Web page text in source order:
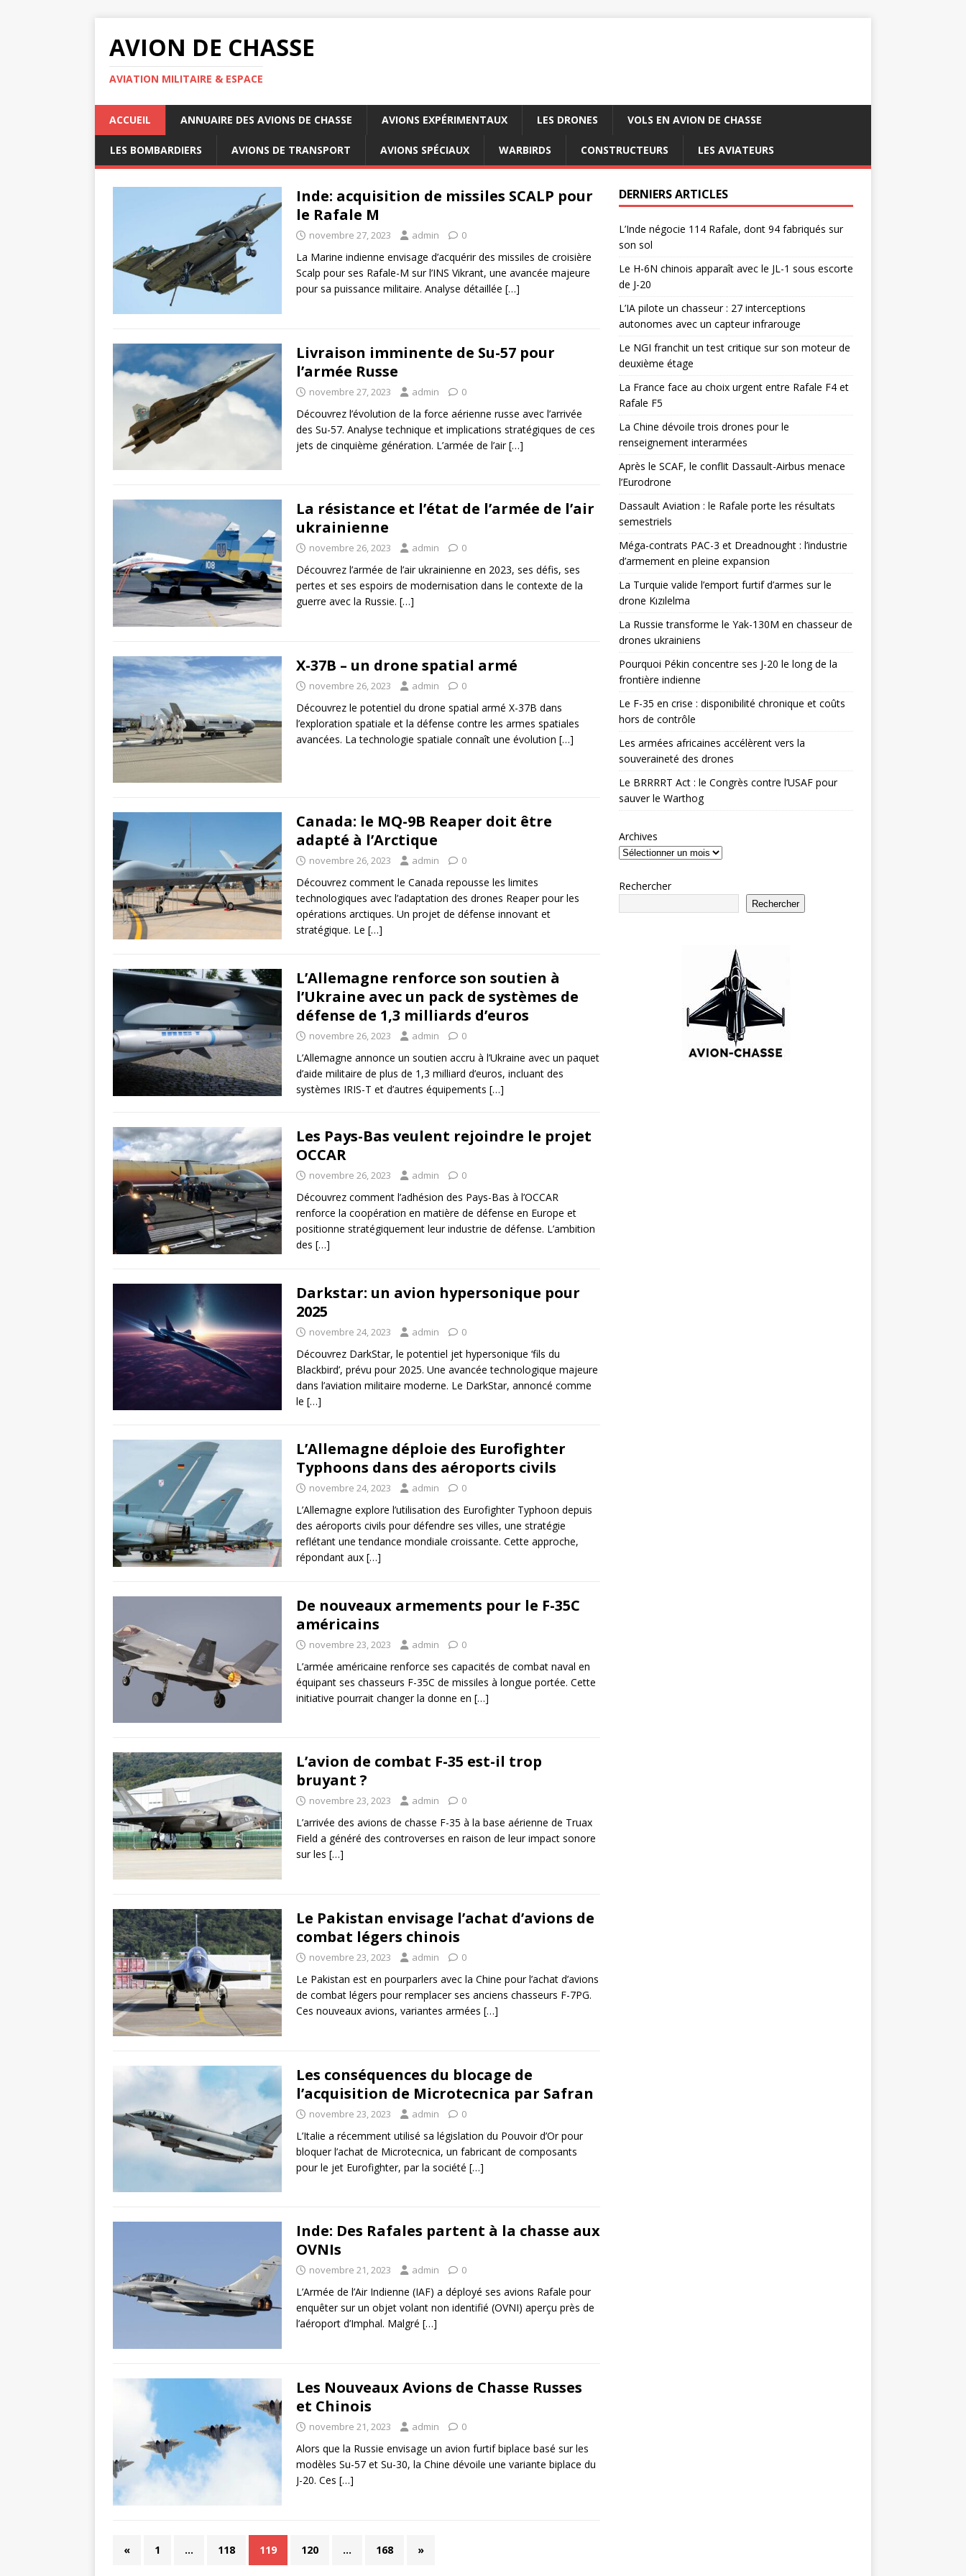
AVION DE CHASSE
AVIATION MILITAIRE & ESPACE
ACCUEIL ANNUAIRE DES AVIONS DE CHASSE AVIONS EXPÉRIMENTAUX LES DRONES VOLS EN AVION DE CHASSE
LES BOMBARDIERS AVIONS DE TRANSPORT AVIONS SPÉCIAUX WARBIRDS CONSTRUCTEURS LES AVIATEURS
Inde: acquisition de missiles SCALP pour
le Rafale M
novembre 27, 2023 admin 0
La Marine indienne envisage d’acquérir des missiles de croisière
Scalp pour ses Rafale-M sur l’INS Vikrant, une avancée majeure
pour sa puissance militaire. Analyse détaillée […]
Livraison imminente de Su-57 pour
l’armée Russe
novembre 27, 2023 admin 0
Découvrez l’évolution de la force aérienne russe avec l’arrivée
des Su-57. Analyse technique et implications stratégiques de ces
jets de cinquième génération. L’armée de l’air[…]
La résistance et l’état de l’armée de l’air
ukrainienne
novembre 26, 2023 admin 0
Découvrez l’armée de l’air ukrainienne en 2023, ses défis, ses
pertes et ses espoirs de modernisation dans le contexte de la
guerre avec la Russie. […]
X-37B – un drone spatial armé
novembre 26, 2023 admin 0
Découvrez le potentiel du drone spatial armé X-37B dans
l’exploration spatiale et la défense contre les armes spatiales
avancées. La technologie spatiale connaît une évolution […]
Canada: le MQ-9B Reaper doit être
adapté à l’Arctique
novembre 26, 2023 admin 0
Découvrez comment le Canada repousse les limites
technologiques avec l’adaptation des drones Reaper pour les
opérations arctiques. Un projet de défense innovant et
stratégique. Le […]
L’Allemagne renforce son soutien à
l’Ukraine avec un pack de systèmes de
défense de 1,3 milliards d’euros
novembre 26, 2023 admin 0
L’Allemagne annonce un soutien accru à l’Ukraine avec un paquet
d’aide militaire de plus de 1,3 milliard d’euros, incluant des
systèmes IRIS-T et d’autres équipements […]
Les Pays-Bas veulent rejoindre le projet
OCCAR
novembre 26, 2023 admin 0
Découvrez comment l’adhésion des Pays-Bas à l’OCCAR
renforce la coopération en matière de défense en Europe et
positionne stratégiquement leur industrie de défense. L’ambition
des […]
Darkstar: un avion hypersonique pour
2025
novembre 24, 2023 admin 0
Découvrez DarkStar, le potentiel jet hypersonique ‘fils du
Blackbird’, prévu pour 2025. Une avancée technologique majeure
dans l’aviation militaire moderne. Le DarkStar, annoncé comme
le […]
L’Allemagne déploie des Eurofighter
Typhoons dans des aéroports civils
novembre 24, 2023 admin 0
L’Allemagne explore l’utilisation des Eurofighter Typhoon depuis
des aéroports civils pour défendre ses villes, une stratégie
reflétant une tendance mondiale croissante. Cette approche,
répondant aux […]
De nouveaux armements pour le F-35C
américains
novembre 23, 2023 admin 0
L’armée américaine renforce ses capacités de combat naval en
équipant ses chasseurs F-35C de missiles à longue portée. Cette
initiative pourrait changer la donne en […]
L’avion de combat F-35 est-il trop
bruyant ?
novembre 23, 2023 admin 0
L’arrivée des avions de chasse F-35 à la base aérienne de Truax
Field a généré des controverses en raison de leur impact sonore
sur les […]
Le Pakistan envisage l’achat d’avions de
combat légers chinois
novembre 23, 2023 admin 0
Le Pakistan est en pourparlers avec la Chine pour l’achat d’avions
de combat légers pour remplacer ses anciens chasseurs F-7PG.
Ces nouveaux avions, variantes armées […]
Les conséquences du blocage de
l’acquisition de Microtecnica par Safran
novembre 23, 2023 admin 0
L’Italie a récemment utilisé sa législation du Pouvoir d’Or pour
bloquer l’achat de Microtecnica, un fabricant de composants
pour le jet Eurofighter, par la société […]
Inde: Des Rafales partent à la chasse aux
OVNIs
novembre 21, 2023 admin 0
L’Armée de l’Air Indienne (IAF) a déployé ses avions Rafale pour
enquêter sur un objet volant non identifié (OVNI) aperçu près de
l’aéroport d’Imphal. Malgré […]
Les Nouveaux Avions de Chasse Russes
et Chinois
novembre 21, 2023 admin 0
Alors que la Russie envisage un avion furtif biplace basé sur les
modèles Su-57 et Su-30, la Chine dévoile une variante biplace du
J-20. Ces […]
« 1 … 118 119 120 … 168 »
DERNIERS ARTICLES
L’Inde négocie 114 Rafale, dont 94 fabriqués sur
son sol
Le H-6N chinois apparaît avec le JL-1 sous escorte
de J-20
L’IA pilote un chasseur : 27 interceptions
autonomes avec un capteur infrarouge
Le NGI franchit un test critique sur son moteur de
deuxième étage
La France face au choix urgent entre Rafale F4 et
Rafale F5
La Chine dévoile trois drones pour le
renseignement interarmées
Après le SCAF, le conflit Dassault-Airbus menace
l’Eurodrone
Dassault Aviation : le Rafale porte les résultats
semestriels
Méga-contrats PAC-3 et Dreadnought : l’industrie
d’armement en pleine expansion
La Turquie valide l’emport furtif d’armes sur le
drone Kızılelma
La Russie transforme le Yak-130M en chasseur de
drones ukrainiens
Pourquoi Pékin concentre ses J-20 le long de la
frontière indienne
Le F-35 en crise : disponibilité chronique et coûts
hors de contrôle
Les armées africaines accélèrent vers la
souveraineté des drones
Le BRRRRT Act : le Congrès contre l’USAF pour
sauver le Warthog
Archives
Rechercher
Rechercher